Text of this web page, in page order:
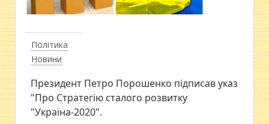
Політика
Новини
Президент Петро Порошенко підписав указ
"Про Стратегію сталого розвитку
"Україна-2020".